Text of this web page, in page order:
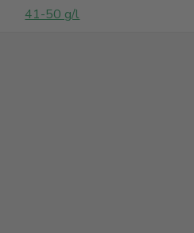
41-50 g/l